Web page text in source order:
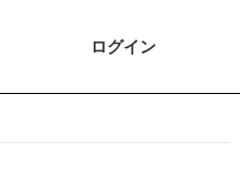
ログイン